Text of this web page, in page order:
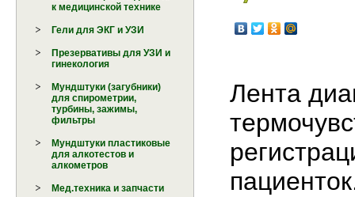
к медицинской технике
Гели для ЭКГ и УЗИ
Презервативы для УЗИ и
гинекология
Мундштуки (загубники)
для спирометрии,
турбины, зажимы,
фильтры
Мундштуки пластиковые
для алкотестов и
алкометров
Мед.техника и запчасти
Лента